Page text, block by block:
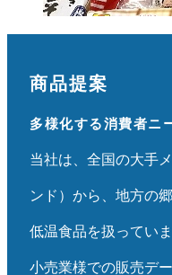
商品提案
多様化する消費者ニ
当社は、全国の大手
ンド）から、地方の
低温食品を扱ってい
小売業様での販売デ